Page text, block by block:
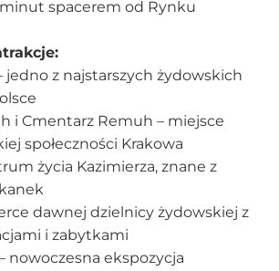
minut spacerem od Rynku
jedno z najstarszych żydowskich
i Cmentarz Remuh – miejsce
społeczności Krakowa
życia Kazimierza, znane z
dawnej dzielnicy żydowskiej z
i zabytkami
nowoczesna ekspozycja